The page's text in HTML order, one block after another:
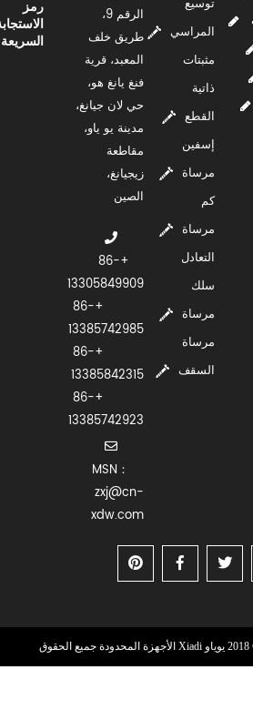
توسيع
المراسي
مثبتات
ذاتية
القطع
إسفين
مرساة
كم
مرساة
التعادل
سلك
مرساة
مرساة
السقف
الرقم 9،
طريق خلف
المعبد، قرية
فنغ يانغ هو،
حي لان جيانغ،
مدينة يو ياو،
مقاطعة
زيجيانغ،
الصين
+86-
13305849909
+86-
13385742985
+86-
13385842315
+86-
13385742923
MSN：
zxj@cn-
xdw.com
رمز
الاستجابة
السريعة
حقوق الطبع والنشر © 2018 يوياو Xiadi الأجهزة المحدودة جميع الحقوق